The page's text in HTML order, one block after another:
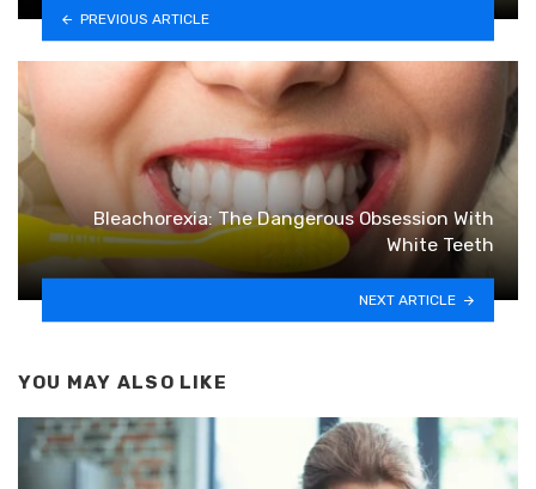
PREVIOUS ARTICLE
Bleachorexia: The Dangerous Obsession With
White Teeth
NEXT ARTICLE
YOU MAY ALSO LIKE